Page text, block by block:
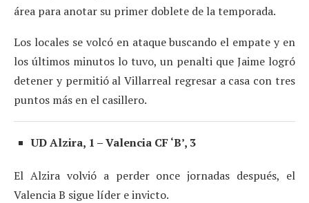
área para anotar su primer doblete de la temporada.
Los locales se volcó en ataque buscando el empate y en
los últimos minutos lo tuvo, un penalti que Jaime logró
detener y permitió al Villarreal regresar a casa con tres
puntos más en el casillero.
UD Alzira, 1 – Valencia CF ‘B’, 3
El Alzira volvió a perder once jornadas después, el
Valencia B sigue líder e invicto.